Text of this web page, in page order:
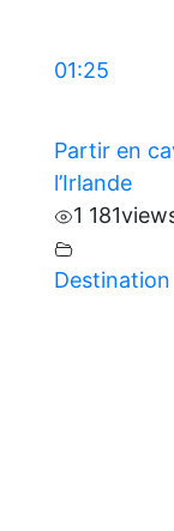
01:25
Partir en
l’Irlande
1 181
Destination